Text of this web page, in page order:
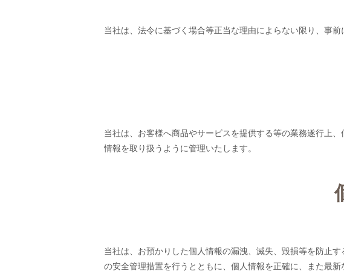
当社は、法令に基づく場合等正当な理由によらない限り、事
当社は、お客様へ商品やサービスを提供する等の業務遂行上
情報を取り扱うように管理いたします。
当社は、お預かりした個人情報の漏洩、滅失、毀損等を防止
の安全管理措置を行うとともに、個人情報を正確に、また最新